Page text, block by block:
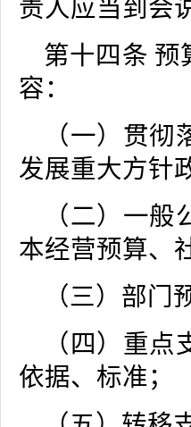
责人应当到会
第十四条 预
容：
（一）贯
发展重大方针
（二）一
本经营预算、
（三）部门
（四）重
依据、标准；